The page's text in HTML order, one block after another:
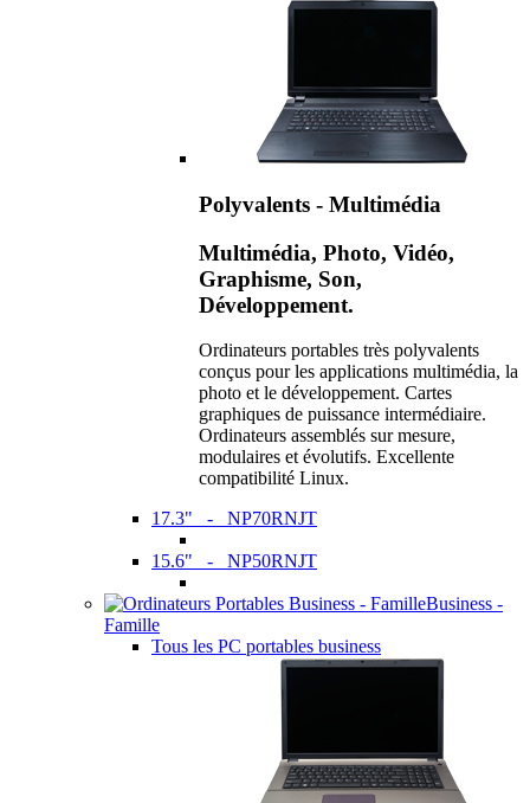
Polyvalents - Multimédia
Multimédia, Photo, Vidéo,
Graphisme, Son,
Développement.
Ordinateurs portables très polyvalents
conçus pour les applications multimédia, la
photo et le développement. Cartes
graphiques de puissance intermédiaire.
Ordinateurs assemblés sur mesure,
modulaires et évolutifs. Excellente
compatibilité Linux.
17.3" - NP70RNJT
15.6" - NP50RNJT
Business -
Famille
Tous les PC portables business